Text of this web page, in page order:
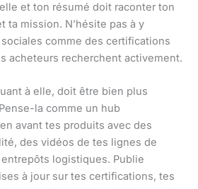
et ton résumé doit raconter ton
ta mission. N’hésite pas à y
comme des certifications
acheteurs recherchent activement.
à elle, doit être bien plus
la comme un hub
avant tes produits avec des
des vidéos de tes lignes de
logistiques. Publie
à jour sur tes certifications, tes